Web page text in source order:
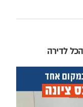
לדירה